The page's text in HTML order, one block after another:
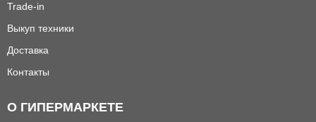
Trade-in
Выкуп техники
Доставка
Контакты
О ГИПЕРМАРКЕТЕ